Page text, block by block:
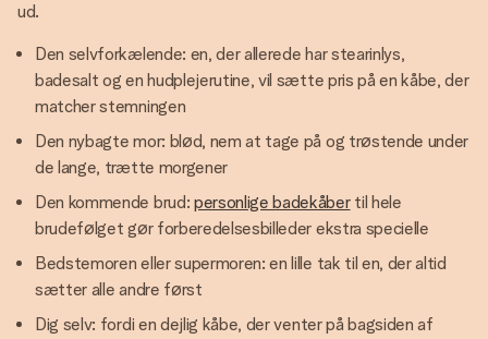
ud.
Den selvforkælende: en, der allerede har stearinlys,
badesalt og en hudplejerutine, vil sætte pris på en kåbe, der
matcher stemningen
Den nybagte mor: blød, nem at tage på og trøstende under
de lange, trætte morgener
Den kommende brud: personlige badekåbertil hele
brudefølget gør forberedelsesbilleder ekstra specielle
Bedstemoren eller supermoren: en lille tak til en, der altid
sætter alle andre først
Dig selv: fordi en dejlig kåbe, der venter på bagsiden af